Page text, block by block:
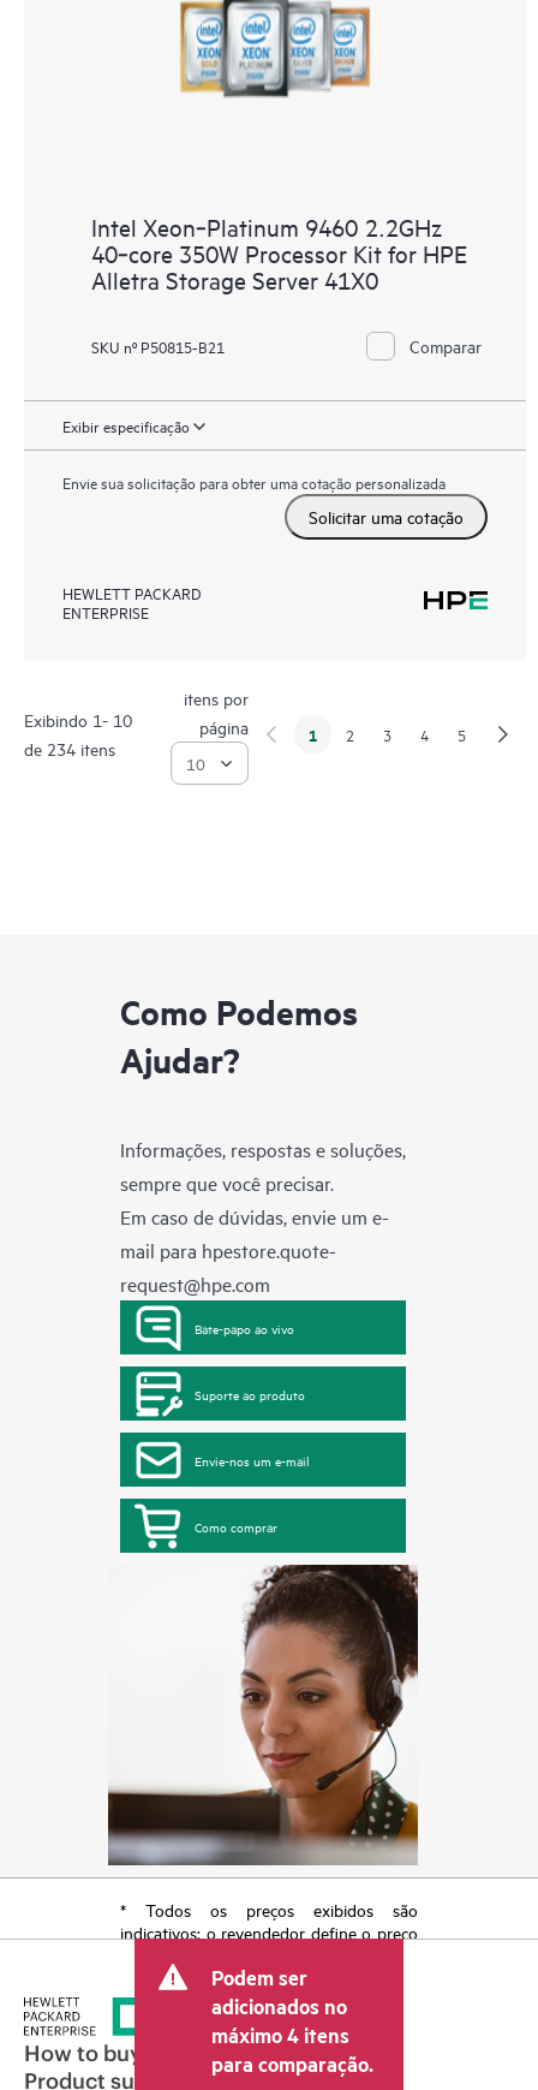
Intel Xeon‑Platinum 9460 2.2GHz
40‑core 350W Processor Kit for HPE
Alletra Storage Server 41X0
SKU nº P50815-B21 Comparar
Exibir especificação
Envie sua solicitação para obter uma cotação personalizada
Solicitar uma cotação
HEWLETT PACKARD
ENTERPRISE
Exibindo 1- 10
de 234 itens
itens por
página
1 2 3 4 5
Como Podemos
Ajudar?
Informações, respostas e soluções,
sempre que você precisar.
Em caso de dúvidas, envie um e-
mail para hpestore.quote-
request@hpe.com
Bate-papo ao vivo
Suporte ao produto
Envie-nos um e-mail
Como comprar
* Todos os preços exibidos são
indicativos; o revendedor define o preço
taxas, como IVA/imposto sobre vendas e
envio. O preço transacional definido
pelo revendedor pode variar em relação
a outros revendedores e ao preço
indicativo exibido. O preço indicativo
Podem ser
adicionados no
máximo 4 itens
para comparação.
How to buy
Product support